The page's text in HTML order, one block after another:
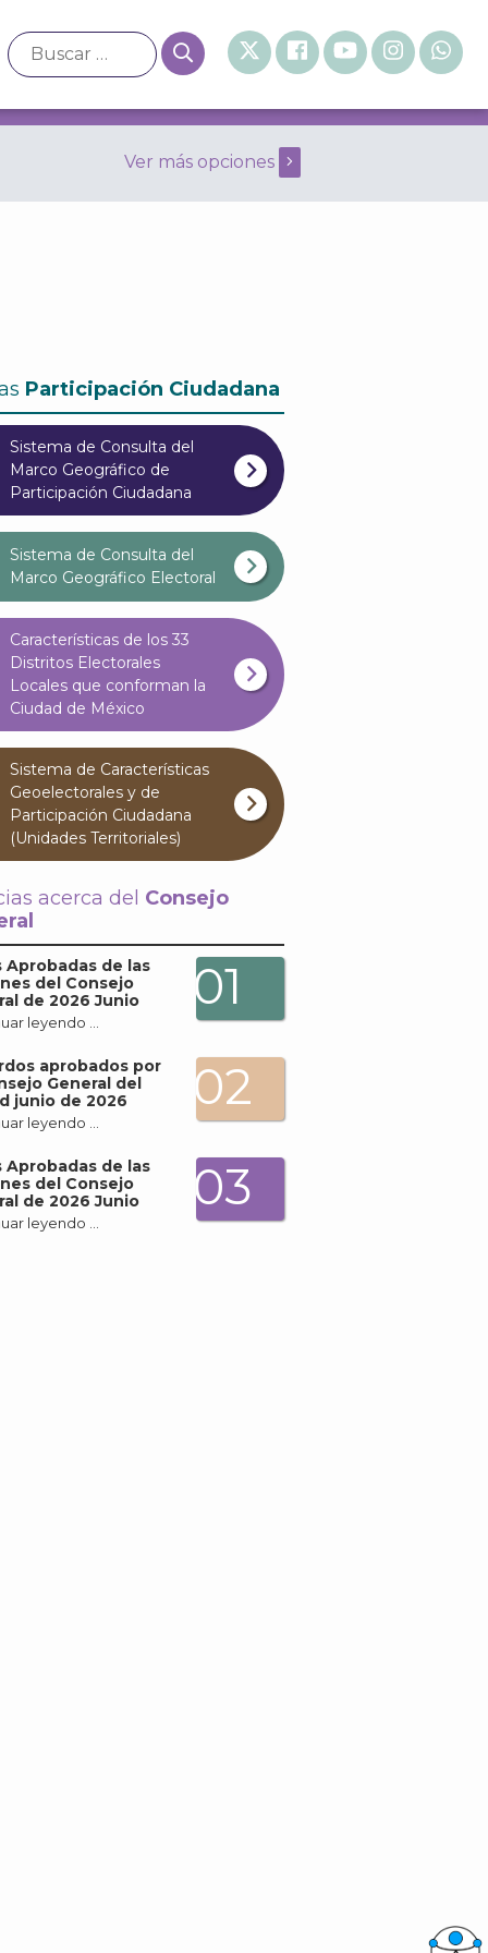
Ver más opciones
de 2014
Participación Ciudadana
Sistema de Consulta del
Marco Geográfico de
Participación Ciudadana
Sistema de Consulta del
Marco Geográfico Electoral
Características de los 33
Distritos Electorales
Locales que conforman la
Ciudad de México
Sistema de Características
Geoelectorales y de
Participación Ciudadana
(Unidades Territoriales)
acerca del Consejo
Aprobadas de las
del Consejo
de 2026 Junio
leyendo …
01
aprobados por
General del
d junio de 2026
leyendo …
02
Aprobadas de las
del Consejo
de 2026 Junio
leyendo …
03